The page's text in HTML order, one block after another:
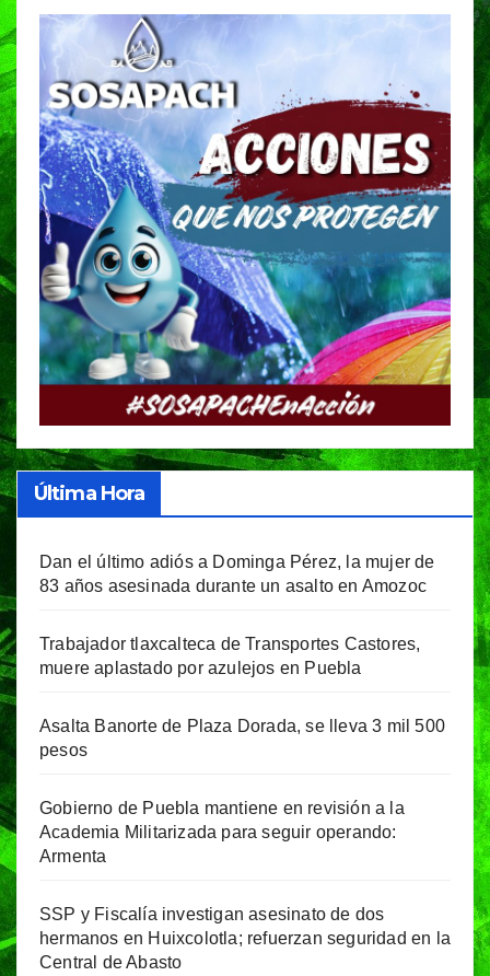
Última Hora
Dan el último adiós a Dominga Pérez, la mujer de
83 años asesinada durante un asalto en Amozoc
Trabajador tlaxcalteca de Transportes Castores,
muere aplastado por azulejos en Puebla
Asalta Banorte de Plaza Dorada, se lleva 3 mil 500
pesos
Gobierno de Puebla mantiene en revisión a la
Academia Militarizada para seguir operando:
Armenta
SSP y Fiscalía investigan asesinato de dos
hermanos en Huixcolotla; refuerzan seguridad en la
Central de Abasto